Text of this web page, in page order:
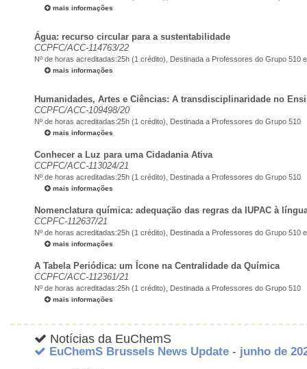
mais informações
Água: recurso circular para a sustentabilidade
CCPFC/ACC-114763/22
Nº de horas acreditadas:25h (1 crédito), Destinada a Professores do Grupo 510
mais informações
Humanidades, Artes e Ciências: A transdisciplinaridade no
CCPFC/ACC-109498/20
Nº de horas acreditadas:25h (1 crédito), Destinada a Professores do Grupo 510
mais informações
Conhecer a Luz para uma Cidadania Ativa
CCPFC/ACC-113024/21
Nº de horas acreditadas:25h (1 crédito), Destinada a Professores do Grupo 510
mais informações
Nomenclatura química: adequação das regras da IUPAC à
CCPFC-112637/21
Nº de horas acreditadas:25h (1 crédito), Destinada a Professores do Grupo 510
mais informações
A Tabela Periódica: um Ícone na Centralidade da Química
CCPFC/ACC-112361/21
Nº de horas acreditadas:25h (1 crédito), Destinada a Professores do Grupo 510
mais informações
Notícias da EuChemS
EuChemS Brussels News Update - junho de